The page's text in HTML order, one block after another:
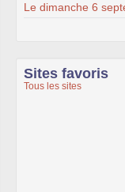
Le dimanche 6
Sites favoris
Tous les sites